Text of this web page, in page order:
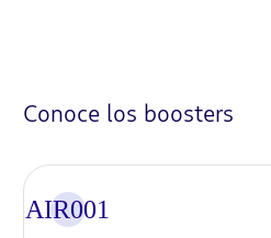
Conoce los boosters
AIR001